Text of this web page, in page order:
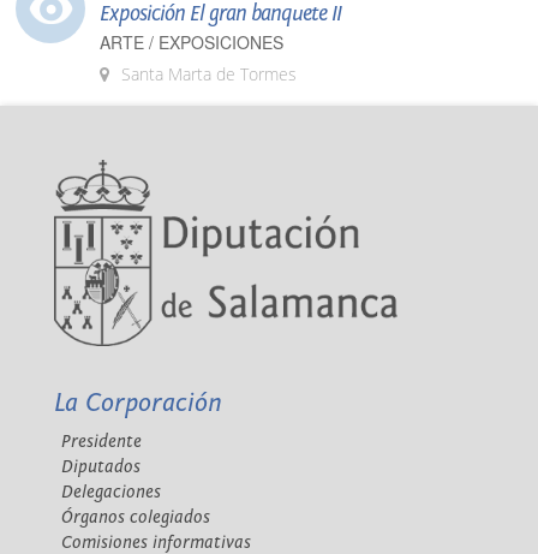
Exposición El gran banquete II
ARTE / EXPOSICIONES
Santa Marta de Tormes
La Corporación
Presidente
Diputados
Delegaciones
Órganos colegiados
Comisiones informativas